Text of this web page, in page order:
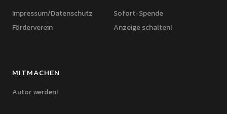
Impressum/Datenschutz
Förderverein
Sofort-Spende
Anzeige schalten!
MITMACHEN
Autor werden!